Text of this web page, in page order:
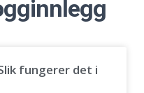
fungerer det i